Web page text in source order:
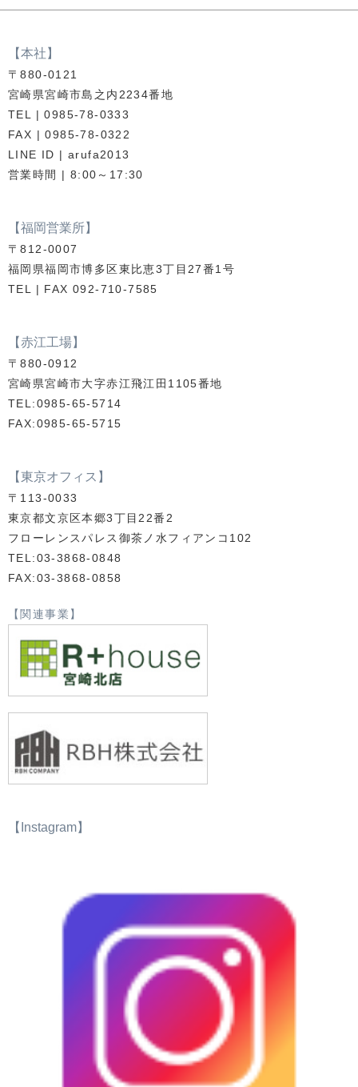
【本社】
〒880-0121
宮崎県宮崎市島之内2234番地
TEL | 0985-78-0333
FAX | 0985-78-0322
LINE ID | arufa2013
営業時間 | 8:00～17:30
【福岡営業所】
〒812-0007
福岡県福岡市博多区東比恵3丁目27番1号
TEL | FAX 092-710-7585
【赤江工場】
〒880-0912
宮崎県宮崎市大字赤江飛江田1105番地
TEL:0985-65-5714
FAX:0985-65-5715
【東京オフィス】
〒113-0033
東京都文京区本郷3丁目22番2
フローレンスパレス御茶ノ水フィアンコ102
TEL:03-3868-0848
FAX:03-3868-0858
【関連事業】
【Instagram】